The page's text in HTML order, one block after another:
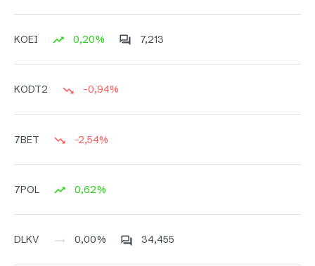
KOEI 0,20% 7,213
KODT2 -0,94%
7BET -2,54%
7POL 0,62%
DLKV 0,00% 34,455